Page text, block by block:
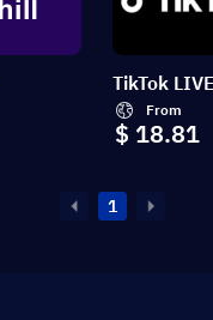
TikTok
From
$ 18.81
1